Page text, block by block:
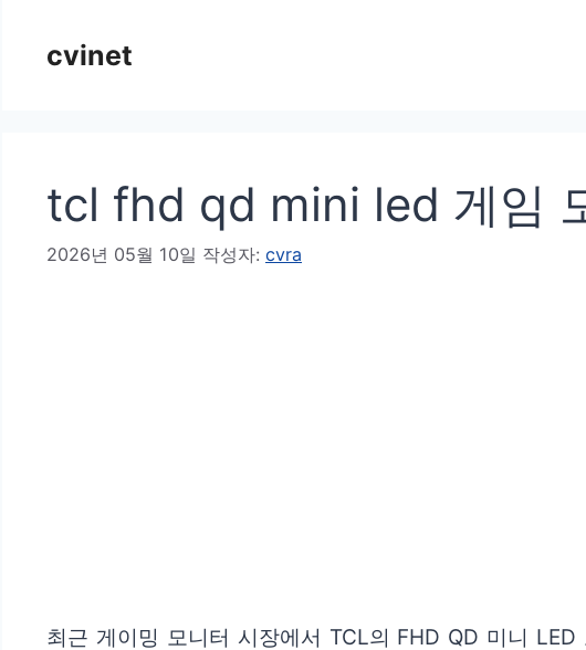
cvinet
tcl fhd qd mini led 게임
2026년 05월 10일 작성자: cvra
최근 게이밍 모니터 시장에서 TCL의 FHD QD 미니